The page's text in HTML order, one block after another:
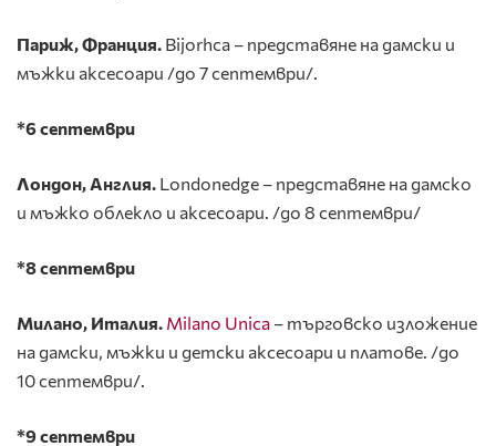
Париж, Франция. Bijorhca – представяне на дамски и
мъжки аксесоари /до 7 септември/.
*6 септември
Лондон, Англия. Londonedge – представяне на дамско
и мъжко облекло и аксесоари. /до 8 септември/
*8 септември
Милано, Италия. Milano Unica – търговско изложение
на дамски, мъжки и детски аксесоари и платове. /до
10 септември/.
*9 септември